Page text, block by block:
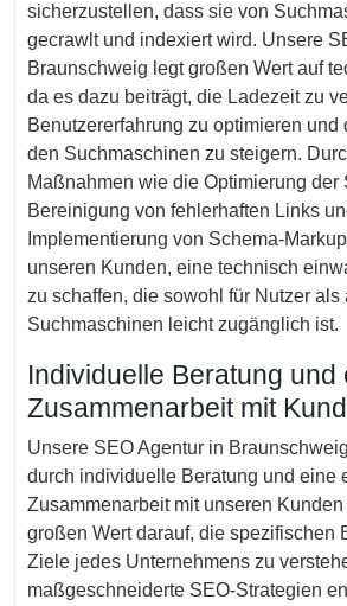
sicherzustellen, dass sie von
gecrawlt und indexiert wird. Unsere
Braunschweig legt großen Wert auf
da es dazu beiträgt, die Ladezeit zu
Benutzererfahrung zu optimieren und
den Suchmaschinen zu steigern.
Maßnahmen wie die Optimierung der
Bereinigung von fehlerhaften Links
Implementierung von Schema-
unseren Kunden, eine technisch
zu schaffen, die sowohl für Nutzer als
Suchmaschinen leicht zugänglich ist.
Individuelle Beratung und
Zusammenarbeit mit
Unsere SEO Agentur in
durch individuelle Beratung und eine
Zusammenarbeit mit unseren
großen Wert darauf, die spezifischen
Ziele jedes Unternehmens zu
maßgeschneiderte SEO-Strategien